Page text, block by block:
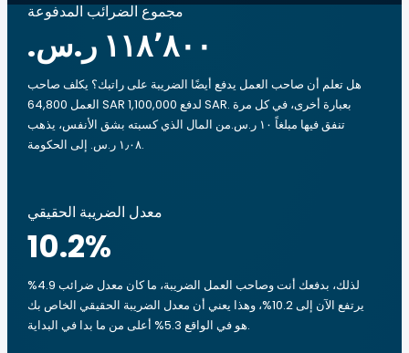
مجموع الضرائب المدفوعة
هل تعلم أن صاحب العمل يدفع أيضًا الضريبة على راتبك؟ يكلف صاحب
العمل 64,800 SAR لدفع 1,100,000 SAR. بعبارة أخرى، في كل مرة
تنفق فيها مبلغاً ‏١٠ ر.س.‏من المال الذي كسبته بشق الأنفس، يذهب
‏١٫٠٨ ر.س.‏ إلى الحكومة.
معدل الضريبة الحقيقي
10.2%
لذلك، بدفعك أنت وصاحب العمل الضريبة، ما كان معدل ضرائب 4.9%
يرتفع الآن إلى 10.2%، وهذا يعني أن معدل الضريبة الحقيقي الخاص بك
هو في الواقع 5.3% أعلى من ما بدا في البداية.